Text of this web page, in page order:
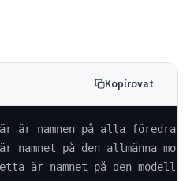
Kopírovat
är namnen på alla
namnet på den allmänna
är namnet på den modell